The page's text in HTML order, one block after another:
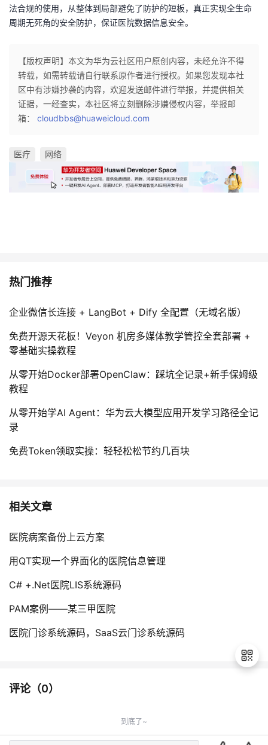
法合规的使用，从整体到局部避免了防护的短板，真正实现全生命
周期无死角的安全防护，保证医院数据信息安全。
【版权声明】本文为华为云社区用户原创内容，未经允许不得
转载，如需转载请自行联系原作者进行授权。如果您发现本社
区中有涉嫌抄袭的内容，欢迎发送邮件进行举报，并提供相关
证据，一经查实，本社区将立刻删除涉嫌侵权内容，举报邮
箱： cloudbbs@huaweicloud.com
医疗 网络
热门推荐
企业微信长连接 + LangBot + Dify 全配置（无域名版）
免费开源天花板！Veyon 机房多媒体教学管控全套部署 +
零基础实操教程
从零开始Docker部署OpenClaw：踩坑全记录+新手保姆级
教程
从零开始学AI Agent：华为云大模型应用开发学习路径全记
录
免费Token领取实操：轻轻松松节约几百块
相关文章
医院病案备份上云方案
用QT实现一个界面化的医院信息管理
C# +.Net医院LIS系统源码
PAM案例——某三甲医院
医院门诊系统源码，SaaS云门诊系统源码
评论（0）
到底了~